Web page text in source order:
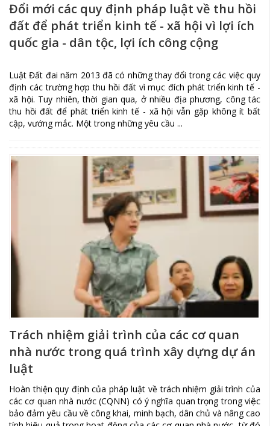
Đổi mới các quy định pháp luật về thu hồi
đất để phát triển kinh tế - xã hội vì lợi ích
quốc gia - dân tộc, lợi ích công cộng
Luật Đất đai năm 2013 đã có những thay đổi trong các việc quy
định các trường hợp thu hồi đất vì mục đích phát triển kinh tế -
xã hội. Tuy nhiên, thời gian qua, ở nhiều địa phương, công tác
thu hồi đất để phát triển kinh tế - xã hội vẫn gặp không ít bất
cập, vướng mắc. Một trong những yêu cầu ...
Trách nhiệm giải trình của các cơ quan
nhà nước trong quá trình xây dựng dự án
luật
Hoàn thiện quy định của pháp luật về trách nhiệm giải trình của
các cơ quan nhà nước (CQNN) có ý nghĩa quan trọng trong việc
bảo đảm yêu cầu về công khai, minh bạch, dân chủ và nâng cao